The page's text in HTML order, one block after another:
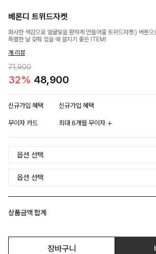
베론디 트위드자켓
화사한 색감으로 얼굴빛을 환하게 만들어줄 트위드자켓:) 버튼
특별한 날 갖춰 입을 때 걸치기 좋은 ITEM!
개 리뷰
71,900
32% 48,900
신규가입 혜택 신규가입 혜택
무이자 카드 최대 6개월 무이자
상품금액 합계
장바구니